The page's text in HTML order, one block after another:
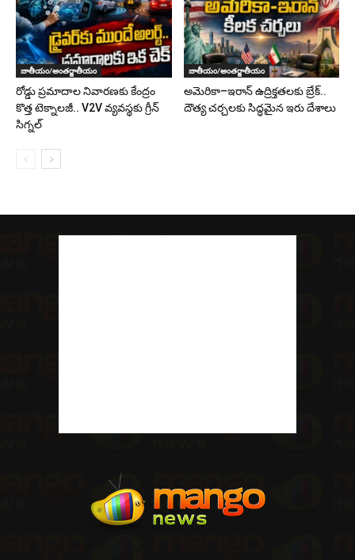
జాతీయం/అంతర్జాతీయం
రోడ్డు ప్రమాదాల నివారణకు కేంద్రం
కొత్త టెక్నాలజీ.. V2V వ్యవస్థకు గ్రీన్
సిగ్నల్
జాతీయం/అంతర్జాతీయం
అమెరికా–ఇరాన్ ఉద్రిక్తతలకు బ్రేక్..
దౌత్య చర్చలకు సిద్ధమైన ఇరు దేశాలు